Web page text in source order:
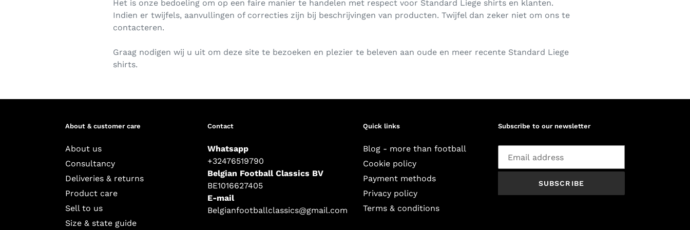
Het is onze bedoeling om op een faire manier te handelen met respect voor Standard Liege shirts en klanten.
Indien er twijfels, aanvullingen of correcties zijn bij beschrijvingen van producten. Twijfel dan zeker niet om ons te
contacteren.
Graag nodigen wij u uit om deze site te bezoeken en plezier te beleven aan oude en meer recente Standard Liege
shirts.
About & customer care
About us
Consultancy
Deliveries & returns
Product care
Sell to us
Size & state guide
Contact
Whatsapp
+32476519790
Belgian Football Classics BV
BE1016627405
E-mail
Belgianfootballclassics@gmail.com
Quick links
Blog - more than football
Cookie policy
Payment methods
Privacy policy
Terms & conditions
Subscribe to our newsletter
SUBSCRIBE